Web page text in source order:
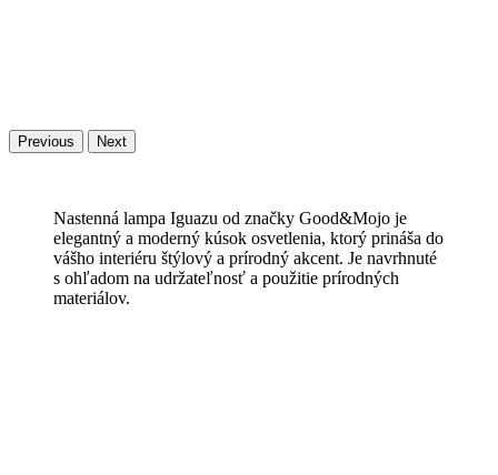
Previous Next
Nastenná lampa Iguazu od značky Good&Mojo je
elegantný a moderný kúsok osvetlenia, ktorý prináša do
vášho interiéru štýlový a prírodný akcent. Je navrhnuté
s ohľadom na udržateľnosť a použitie prírodných
materiálov.